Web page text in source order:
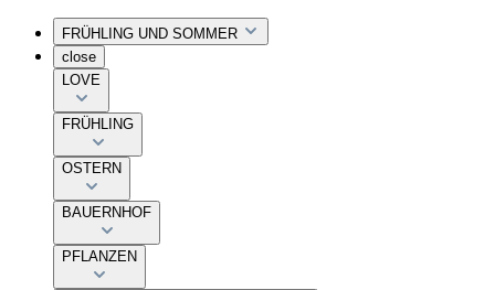
FRÜHLING UND SOMMER
close
LOVE
FRÜHLING
OSTERN
BAUERNHOF
PFLANZEN